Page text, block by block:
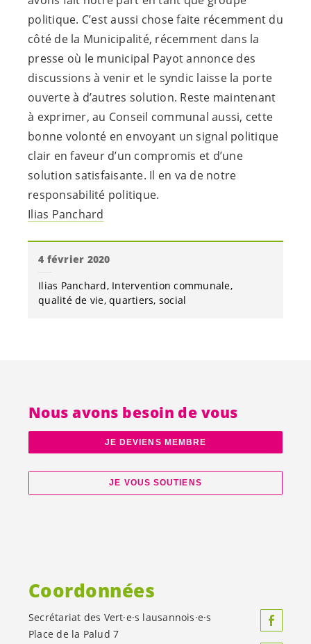
politique. C’est aussi chose faite récemment du
côté de la Municipalité, récemment dans la
presse où le municipal Payot annonce des
discussions à venir et le syndic laisse la porte
ouverte à d’autres solution. Reste maintenant
à exprimer, au Conseil communal aussi, cette
bonne volonté en envoyant un signal politique
clair en faveur d’un compromis et d’une
solution satisfaisante. Il en va de notre
responsabilité politique.
Ilias Panchard
4 février 2020
Ilias Panchard Intervention communale
qualité de vie quartiers social
Nous avons besoin de vous
JE DEVIENS MEMBRE
JE VOUS SOUTIENS
Coordonnées
Secrétariat des Vert·e·s lausannois·e·s
Place de la Palud 7